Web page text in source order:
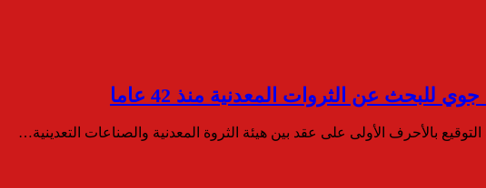
للبحث عن الثروات المعدنية منذ 42 عاما
بالأحرف الأولى على عقد بين هيئة الثروة المعدنية والصناعات التعدينية…